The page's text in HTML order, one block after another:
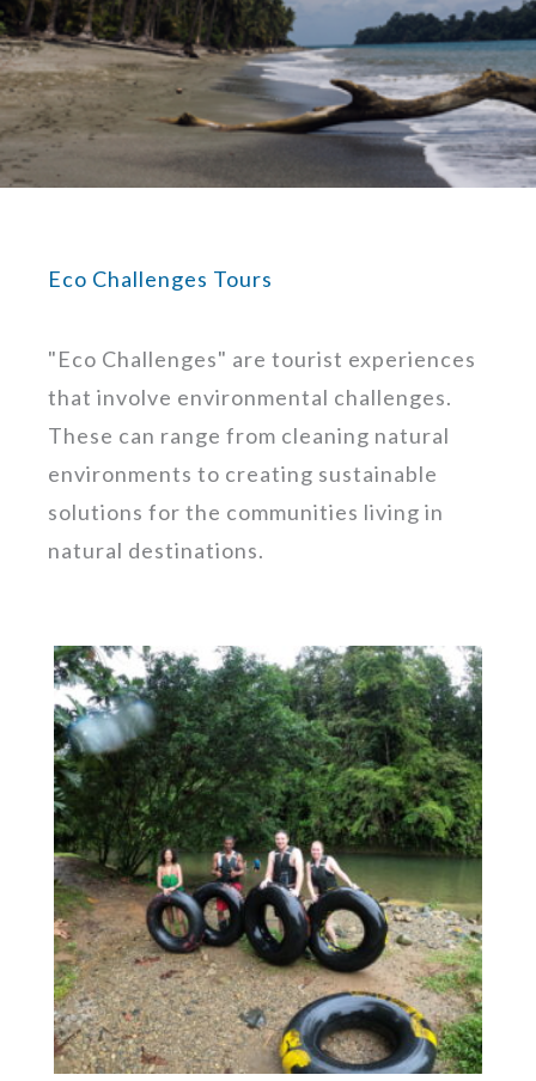
Eco Challenges Tours
"Eco Challenges" are tourist experiences
that involve environmental challenges.
These can range from cleaning natural
environments to creating sustainable
solutions for the communities living in
natural destinations.